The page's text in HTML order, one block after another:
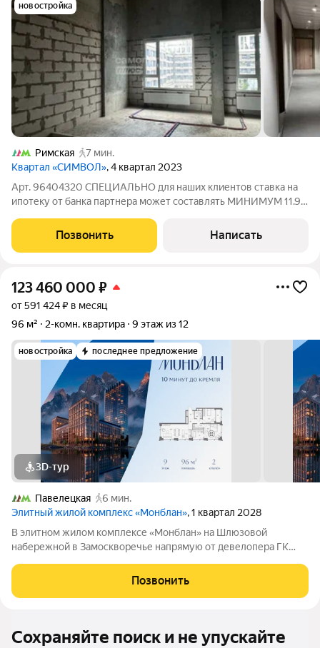
новостройка
Римская
7 мин.
Квартал «СИМВОЛ», 4 квартал 2023
Арт. 96404320 СПЕЦИАЛЬНО для наших клиентов ставка на
ипотеку от банка партнера может составлять МИНИМУМ 11.9
видовая трехкомнатная квартира в ЖК бизнес-класса "Символ
"Слобода! Расположен в
Позвонить Написать
123 460 000 ₽
от 591 424 ₽ в месяц
96 м²
2-комн. квартира 9 этаж из 12
новостройка последнее предложение
3D-тур
Павелецкая
6 мин.
Элитный жилой комплекс «Монблан», 1 квартал 2028
В элитном жилом комплексе «Монблан» на Шлюзовой
набережной в Замоскворечье напрямую от девелопера ГК
квартира на 9 этаже общей площадью 96.00 м. Квартира
предлагается без отделки. «Монблан»
Позвонить
Сохраняйте поиск и не упускайте